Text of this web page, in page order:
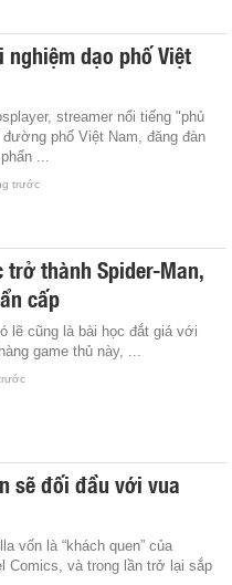
dạo phố Việt
streamer nổi tiếng "phủ
đường phố Việt Nam, đăng đàn
...
trước
thành Spider-Man,
cấp
lẽ cũng là bài học đắt giá với
game thủ này, ...
sẽ đối đầu với vua
vốn là “khách quen” của
Comics, và trong lần trở lại sắp